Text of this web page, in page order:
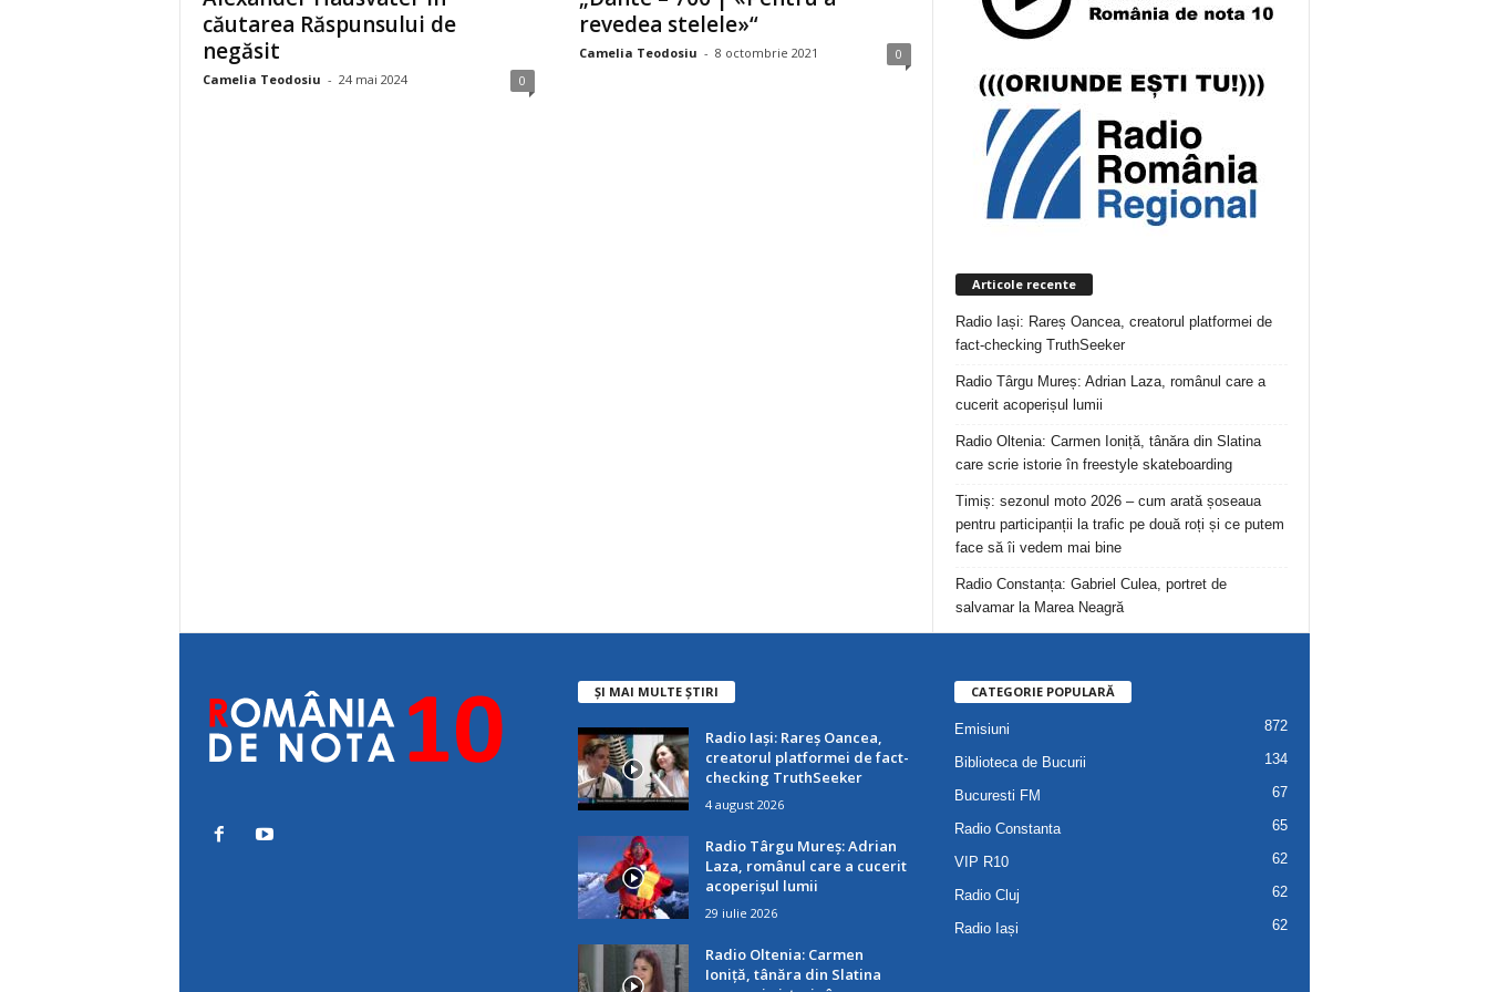
căutarea Răspunsului de
negăsit
Camelia Teodosiu - 24 mai 2024 0
revedea stelele»“
Camelia Teodosiu - 8 octombrie 2021 0
Articole recente
Radio Iași: Rareș Oancea, creatorul platformei de
fact-checking TruthSeeker
Radio Târgu Mureș: Adrian Laza, românul care a
cucerit acoperișul lumii
Radio Oltenia: Carmen Ioniță, tânăra din Slatina
care scrie istorie în freestyle skateboarding
Timiș: sezonul moto 2026 – cum arată șoseaua
pentru participanții la trafic pe două roți și ce putem
face să îi vedem mai bine
Radio Constanța: Gabriel Culea, portret de
salvamar la Marea Neagră
ȘI MAI MULTE ȘTIRI
Radio Iași: Rareș Oancea,
creatorul platformei de fact-
checking TruthSeeker
4 august 2026
Radio Târgu Mureș: Adrian
Laza, românul care a cucerit
acoperișul lumii
29 iulie 2026
Radio Oltenia: Carmen
Ioniță, tânăra din Slatina
CATEGORIE POPULARĂ
Emisiuni 872
Biblioteca de Bucurii 134
Bucuresti FM 67
Radio Constanta 65
VIP R10 62
Radio Cluj 62
Radio Iași 62